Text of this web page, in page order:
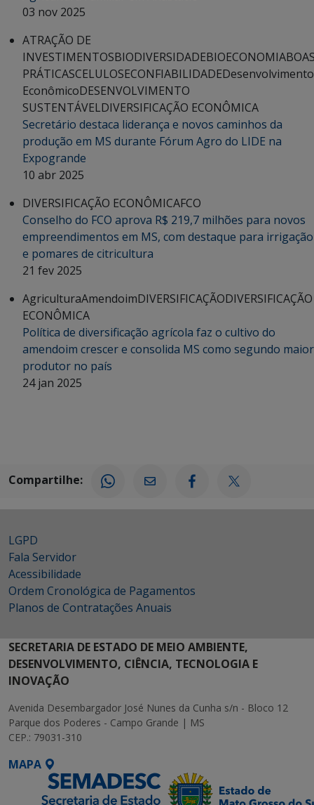
03 nov 2025
ATRAÇÃO DE
INVESTIMENTOSBIODIVERSIDADEBIOECONOMIA
PRÁTICASCELULOSECONFIABILIDADEDesenvolvimento
EconômicoDESENVOLVIMENTO
SUSTENTÁVELDIVERSIFICAÇÃO ECONÔMICA
Secretário destaca liderança e novos caminhos da
produção em MS durante Fórum Agro do LIDE na
Expogrande
10 abr 2025
DIVERSIFICAÇÃO ECONÔMICAFCO
Conselho do FCO aprova R$ 219,7 milhões para novos
empreendimentos em MS, com destaque para irrigação
e pomares de citricultura
21 fev 2025
AgriculturaAmendoimDIVERSIFICAÇÃODIVERSIFICAÇÃO
ECONÔMICA
Política de diversificação agrícola faz o cultivo do
amendoim crescer e consolida MS como segundo maior
produtor no país
24 jan 2025
Compartilhe:
LGPD
Fala Servidor
Acessibilidade
Ordem Cronológica de Pagamentos
Planos de Contratações Anuais
SECRETARIA DE ESTADO DE MEIO AMBIENTE,
DESENVOLVIMENTO, CIÊNCIA, TECNOLOGIA E
INOVAÇÃO
Avenida Desembargador José Nunes da Cunha s/n - Bloco 12
Parque dos Poderes - Campo Grande | MS
CEP.: 79031-310
MAPA